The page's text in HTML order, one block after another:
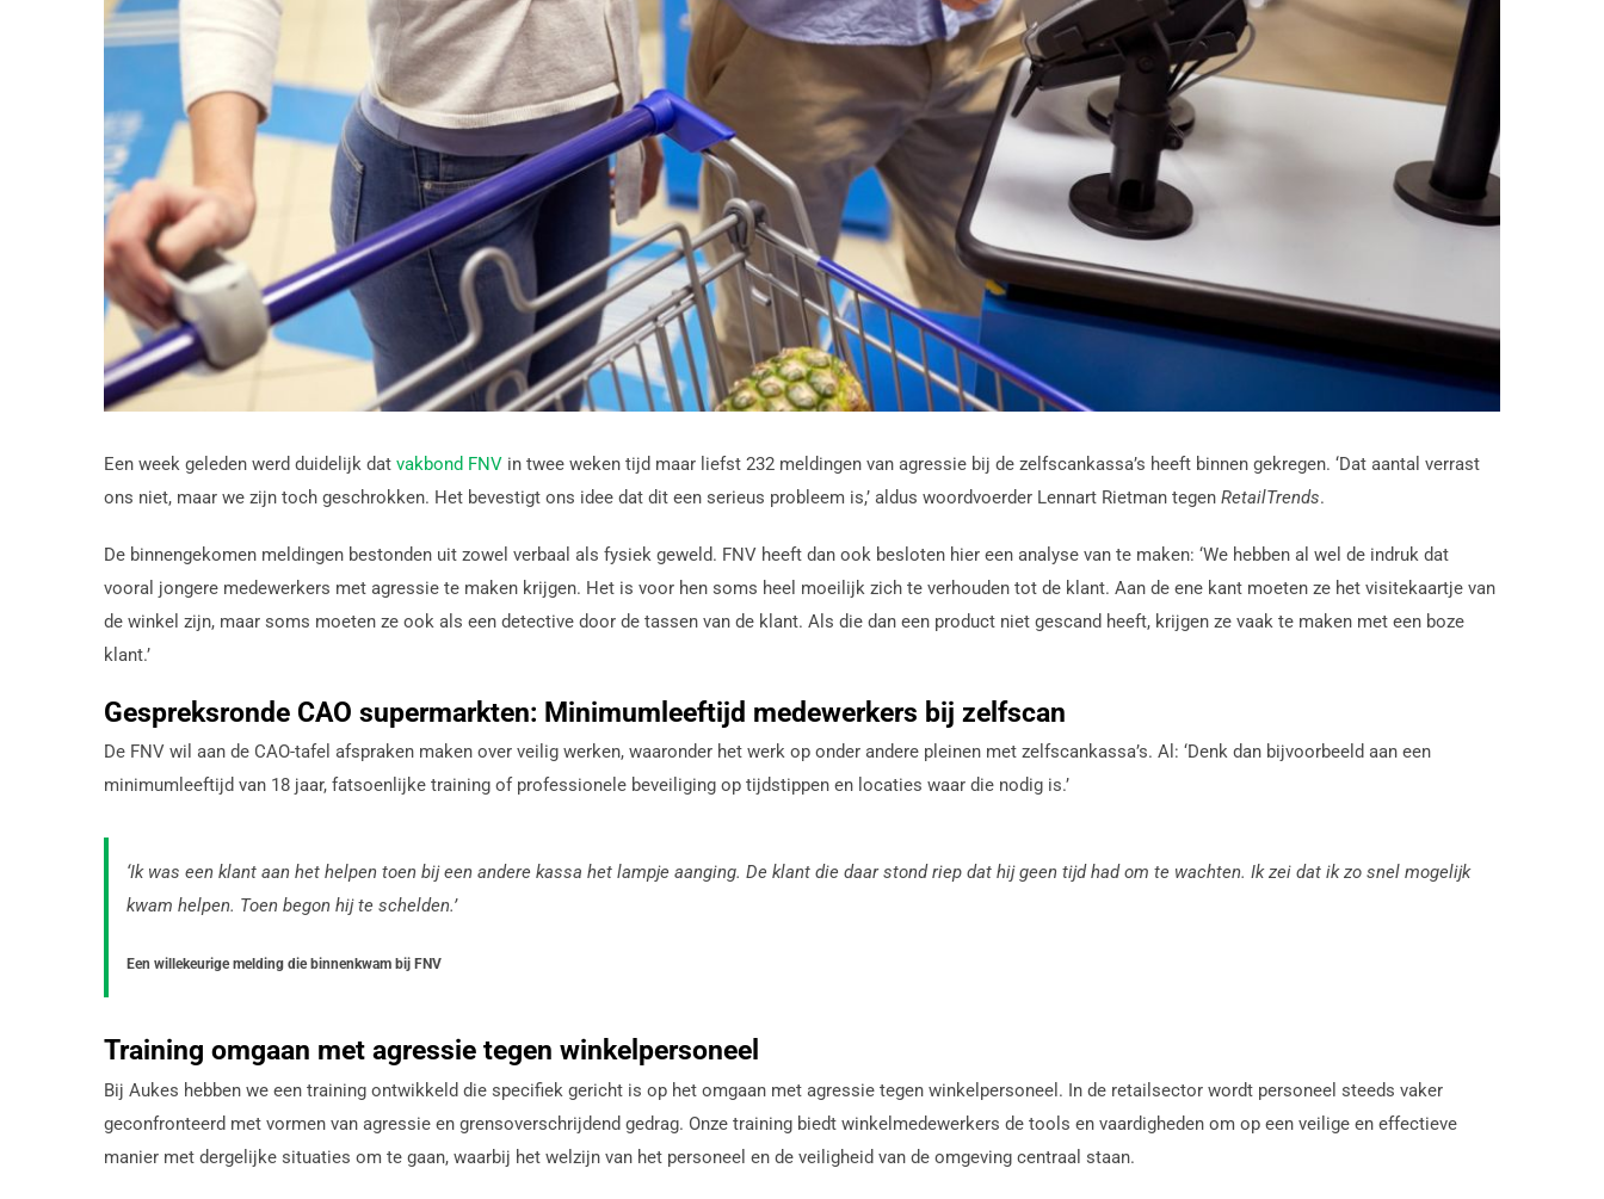
Een week geleden werd duidelijk dat vakbond FNV in twee weken tijd maar liefst 232 meldingen van agressie bij de zelfscankassa’s heeft binnen gekregen. ‘Dat aantal verrast
ons niet, maar we zijn toch geschrokken. Het bevestigt ons idee dat dit een serieus probleem is,’ aldus woordvoerder Lennart Rietman tegen RetailTrends.
De binnengekomen meldingen bestonden uit zowel verbaal als fysiek geweld. FNV heeft dan ook besloten hier een analyse van te maken: ‘We hebben al wel de indruk dat
vooral jongere medewerkers met agressie te maken krijgen. Het is voor hen soms heel moeilijk zich te verhouden tot de klant. Aan de ene kant moeten ze het visitekaartje van
de winkel zijn, maar soms moeten ze ook als een detective door de tassen van de klant. Als die dan een product niet gescand heeft, krijgen ze vaak te maken met een boze
klant.’
Gespreksronde CAO supermarkten: Minimumleeftijd medewerkers bij zelfscan
De FNV wil aan de CAO-tafel afspraken maken over veilig werken, waaronder het werk op onder andere pleinen met zelfscankassa’s. Al: ‘Denk dan bijvoorbeeld aan een
minimumleeftijd van 18 jaar, fatsoenlijke training of professionele beveiliging op tijdstippen en locaties waar die nodig is.’
‘Ik was een klant aan het helpen toen bij een andere kassa het lampje aanging. De klant die daar stond riep dat hij geen tijd had om te wachten. Ik zei dat ik zo snel mogelijk
kwam helpen. Toen begon hij te schelden.’
Een willekeurige melding die binnenkwam bij FNV
Training omgaan met agressie tegen winkelpersoneel
Bij Aukes hebben we een training ontwikkeld die specifiek gericht is op het omgaan met agressie tegen winkelpersoneel. In de retailsector wordt personeel steeds vaker
geconfronteerd met vormen van agressie en grensoverschrijdend gedrag. Onze training biedt winkelmedewerkers de tools en vaardigheden om op een veilige en effectieve
manier met dergelijke situaties om te gaan, waarbij het welzijn van het personeel en de veiligheid van de omgeving centraal staan.